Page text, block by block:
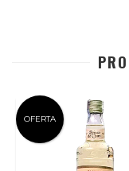
OFERTA